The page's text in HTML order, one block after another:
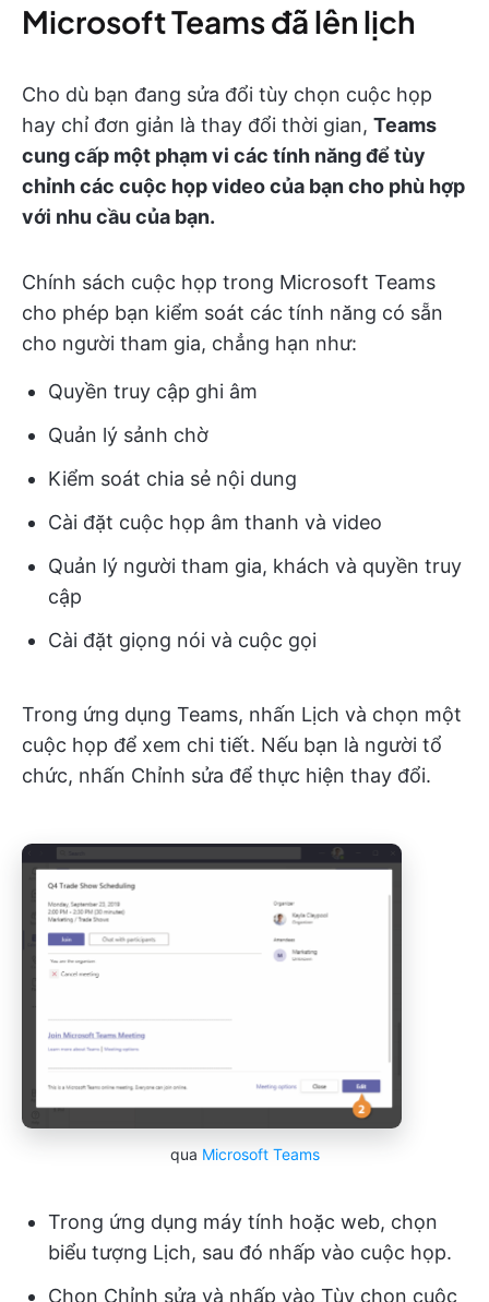
Microsoft Teams đã lên lịch
Cho dù bạn đang sửa đổi tùy chọn cuộc họp
hay chỉ đơn giản là thay đổi thời gian, Teams
cung cấp một phạm vi các tính năng để tùy
chỉnh các cuộc họp video của bạn cho phù hợp
với nhu cầu của bạn.
Chính sách cuộc họp trong Microsoft Teams
cho phép bạn kiểm soát các tính năng có sẵn
cho người tham gia, chẳng hạn như:
Quyền truy cập ghi âm
Quản lý sảnh chờ
Kiểm soát chia sẻ nội dung
Cài đặt cuộc họp âm thanh và video
Quản lý người tham gia, khách và quyền truy
cập
Cài đặt giọng nói và cuộc gọi
Trong ứng dụng Teams, nhấn Lịch và chọn một
cuộc họp để xem chi tiết. Nếu bạn là người tổ
chức, nhấn Chỉnh sửa để thực hiện thay đổi.
qua Microsoft Teams
Trong ứng dụng máy tính hoặc web, chọn
biểu tượng Lịch, sau đó nhấp vào cuộc họp.
Chọn Chỉnh sửa và nhấp vào Tùy chọn cuộc